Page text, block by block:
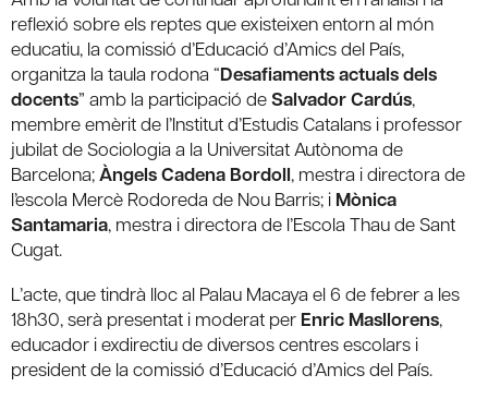
reflexió sobre els reptes que existeixen entorn al món
educatiu, la comissió d’Educació d’Amics del País,
organitza la taula rodona “Desafiaments actuals dels
docents” amb la participació deSalvador Cardús,
membre emèrit de l’Institut d’Estudis Catalans i professor
jubilat de Sociologia a la Universitat Autònoma de
Barcelona;Àngels Cadena Bordoll, mestra i directora de
l’escola Mercè Rodoreda de Nou Barris; i Mònica
Santamaria, mestra i directora de l’Escola Thau de Sant
Cugat.
L’acte, que tindrà lloc al Palau Macaya el 6 de febrer a les
18h30, serà presentat i moderat per Enric Masllorens,
educador i exdirectiu de diversos centres escolars i
president de la comissió d’Educació d’Amics del País.